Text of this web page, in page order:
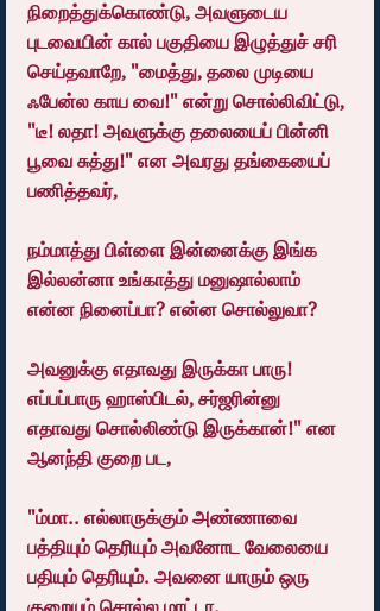
நிறைத்துக்கொண்டு, அவளுடைய
புடவையின் கால் பகுதியை இழுத்துச் சரி
செய்தவாறே, "மைத்து, தலை முடியை
ஃபேன்ல காய வை!" என்று சொல்லிவிட்டு,
"டீ! லதா! அவளுக்கு தலையைப் பின்னி
பூவை சுத்து!" என அவரது தங்கையைப்
பணித்தவர்,
நம்மாத்து பிள்ளை இன்னைக்கு இங்க
இல்லன்னா உங்காத்து மனுஷால்லாம்
என்ன நினைப்பா? என்ன சொல்லுவா?
அவனுக்கு எதாவது இருக்கா பாரு!
எப்பப்பாரு ஹாஸ்பிடல், சர்ஜரின்னு
எதாவது சொல்லிண்டு இருக்கான்!" என
ஆனந்தி குறை பட,
"ம்மா.. எல்லாருக்கும் அண்ணாவை
பத்தியும் தெரியும் அவனோட வேலையை
பதியும் தெரியும். அவனை யாரும் ஒரு